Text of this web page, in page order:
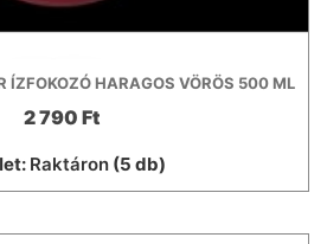
ÍZFOKOZÓ HARAGOS VÖRÖS 500 ML
2 790 Ft
Raktáron (5 db)